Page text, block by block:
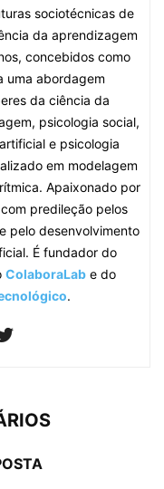
sociotécnicas de
da aprendizagem
concebidos como
uma abordagem
da ciência da
psicologia social,
e psicologia
em modelagem
Apaixonado por
predileção pelos
pelo desenvolvimento
É fundador do
ColaboraLabe do
.